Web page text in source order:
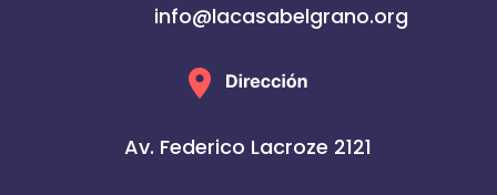
info@lacasabelgrano.org
Av. Federico Lacroze 2121